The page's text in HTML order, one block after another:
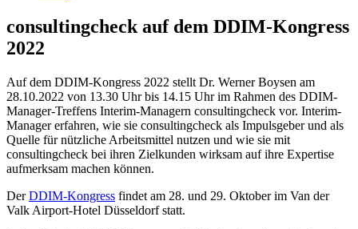
consultingcheck auf dem DDIM-Kongress
2022
Auf dem DDIM-Kongress 2022 stellt Dr. Werner Boysen am
28.10.2022 von 13.30 Uhr bis 14.15 Uhr im Rahmen des DDIM-
Manager-Treffens Interim-Managern consultingcheck vor. Interim-
Manager erfahren, wie sie consultingcheck als Impulsgeber und als
Quelle für nützliche Arbeitsmittel nutzen und wie sie mit
consultingcheck bei ihren Zielkunden wirksam auf ihre Expertise
aufmerksam machen können.
DerDDIM-Kongress findet am 28. und 29. Oktober im Van der
Valk Airport-Hotel Düsseldorf statt.